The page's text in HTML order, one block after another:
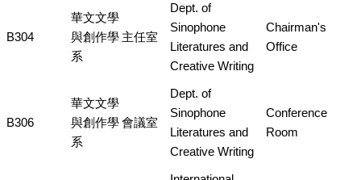
B304
華文文學
與創作學
系
主任室
Dept. of
Sinophone
Literatures and
Creative Writing
Chairman's
Office
B306
華文文學
與創作學
系
會議室
Dept. of
Sinophone
Literatures and
Creative Writing
Conference
Room